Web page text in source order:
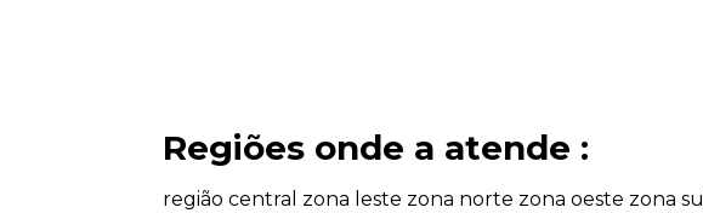
Regiões onde a atende :
região central zona leste zona norte zona oeste zona sul